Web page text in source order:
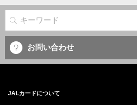
サイト内検索
お問い合わせ
JALカードについて